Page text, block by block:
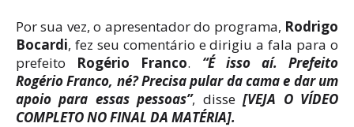
Por sua vez, o apresentador do programa, Rodrigo
Bocardi, fez seu comentário e dirigiu a fala para o
prefeito Rogério Franco. “É isso aí. Prefeito
Rogério Franco, né? Precisa pular da cama e dar um
apoio para essas pessoas”, disse[VEJA O VÍDEO
COMPLETO NO FINAL DA MATÉRIA].